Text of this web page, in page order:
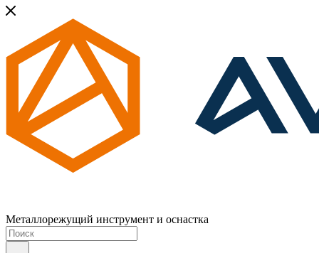
Металлорежущий инструмент и оснастка